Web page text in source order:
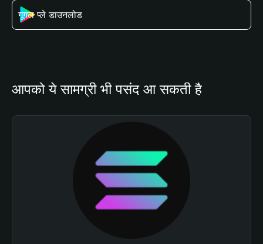
गूगल प्ले डाउनलोड
आपको ये सामग्री भी पसंद आ सकती है